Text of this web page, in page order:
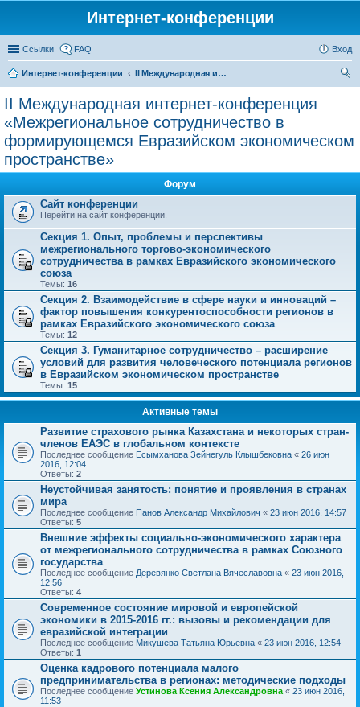
Интернет-конференции
Ссылки FAQ Вход
Интернет-конференции
II Международная интернет-конференция «Межрегиональное сотрудничество в формирующемся Евразийском экономическом пространстве»
II Международная интернет-конференция
«Межрегиональное сотрудничество в
формирующемся Евразийском экономическом
пространстве»
Форум
Сайт конференции
Перейти на сайт конференции.
Секция 1. Опыт, проблемы и перспективы
межрегионального торгово-экономического
сотрудничества в рамках Евразийского экономического
союза
Темы: 16
Секция 2. Взаимодействие в сфере науки и инноваций –
фактор повышения конкурентоспособности регионов в
рамках Евразийского экономического союза
Темы: 12
Секция 3. Гуманитарное сотрудничество – расширение
условий для развития человеческого потенциала регионов
в Евразийском экономическом пространстве
Темы: 15
Активные темы
Развитие страхового рынка Казахстана и некоторых стран-
членов ЕАЭС в глобальном контексте
Последнее сообщение Есымханова Зейнегуль Клышбековна « 26 июн
2016, 12:04
Ответы: 2
Неустойчивая занятость: понятие и проявления в странах
мира
Последнее сообщение Панов Александр Михайлович « 23 июн 2016, 14:57
Ответы: 5
Внешние эффекты социально-экономического характера
от межрегионального сотрудничества в рамках Союзного
государства
Последнее сообщение Деревянко Светлана Вячеславовна « 23 июн 2016,
12:56
Ответы: 4
Современное состояние мировой и европейской
экономики в 2015-2016 гг.: вызовы и рекомендации для
евразийской интеграции
Последнее сообщение Микушева Татьяна Юрьевна « 23 июн 2016, 12:54
Ответы: 1
Оценка кадрового потенциала малого
предпринимательства в регионах: методические подходы
Последнее сообщение Устинова Ксения Александровна « 23 июн 2016,
11:53